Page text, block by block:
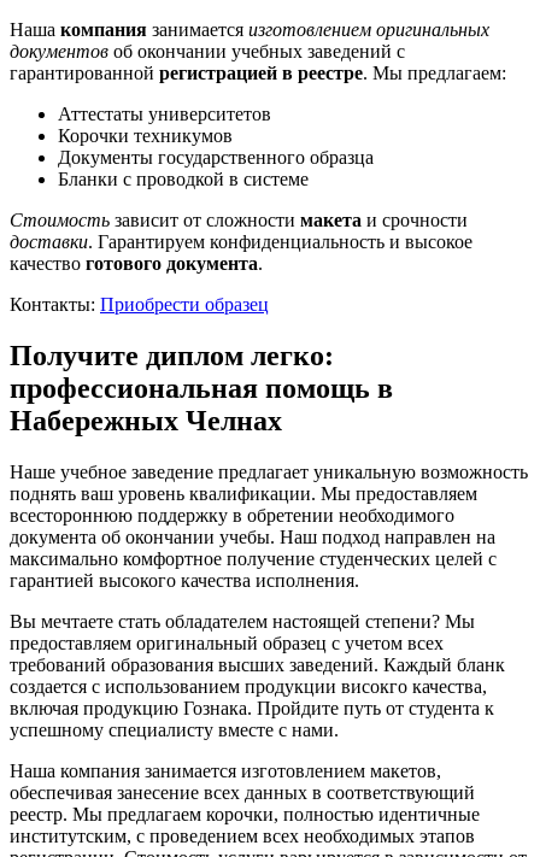
Наша компания занимается изготовлением оригинальных
документов об окончании учебных заведений с
гарантированной регистрацией в реестре. Мы предлагаем:
Аттестаты университетов
Корочки техникумов
Документы государственного образца
Бланки с проводкой в системе
Стоимость зависит от сложности макета и срочности
доставки. Гарантируем конфиденциальность и высокое
качество готового документа.
Контакты: Приобрести образец
Получите диплом легко:
профессиональная помощь в
Набережных Челнах
Наше учебное заведение предлагает уникальную возможность
поднять ваш уровень квалификации. Мы предоставляем
всестороннюю поддержку в обретении необходимого
документа об окончании учебы. Наш подход направлен на
максимально комфортное получение студенческих целей с
гарантией высокого качества исполнения.
Вы мечтаете стать обладателем настоящей степени? Мы
предоставляем оригинальный образец с учетом всех
требований образования высших заведений. Каждый бланк
создается с использованием продукции високго качества,
включая продукцию Гознака. Пройдите путь от студента к
успешному специалисту вместе с нами.
Наша компания занимается изготовлением макетов,
обеспечивая занесение всех данных в соответствующий
реестр. Мы предлагаем корочки, полностью идентичные
институтским, с проведением всех необходимых этапов